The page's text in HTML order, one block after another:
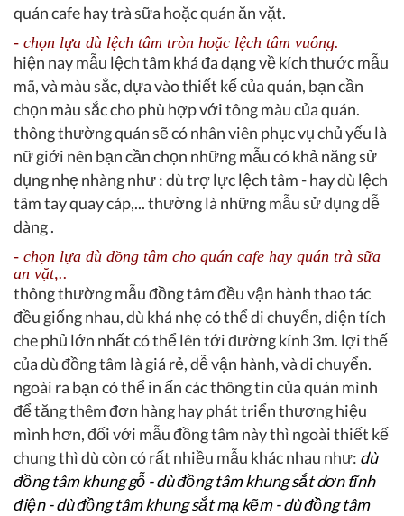
quán cafe hay trà sữa hoặc quán ăn vặt.
- chọn lựa dù lệch tâm tròn hoặc lệch tâm vuông.
hiện nay mẫu lệch tâm khá đa dạng về kích thước mẫu
mã, và màu sắc, dựa vào thiết kế của quán, bạn cần
chọn màu sắc cho phù hợp với tông màu của quán.
thông thường quán sẽ có nhân viên phục vụ chủ yếu là
nữ giới nên bạn cần chọn những mẫu có khả năng sử
dụng nhẹ nhàng như : dù trợ lực lệch tâm - hay dù lệch
tâm tay quay cáp,... thường là những mẫu sử dụng dễ
dàng .
- chọn lựa dù đồng tâm cho quán cafe hay quán trà sữa
an vặt,..
thông thường mẫu đồng tâm đều vận hành thao tác
đều giống nhau, dù khá nhẹ có thể di chuyển, diện tích
che phủ lớn nhất có thể lên tới đường kính 3m. lợi thế
của dù đồng tâm là giá rẻ, dễ vận hành, và di chuyển.
ngoài ra bạn có thể in ấn các thông tin của quán mình
để tăng thêm đơn hàng hay phát triển thương hiệu
mình hơn, đối với mẫu đồng tâm này thì ngoài thiết kế
chung thì dù còn có rất nhiều mẫu khác nhau như: dù
đồng tâm khung gỗ - dù đồng tâm khung sắt dơn tĩnh
điện - dù đồng tâm khung sắt mạ kẽm - dù đồng tâm